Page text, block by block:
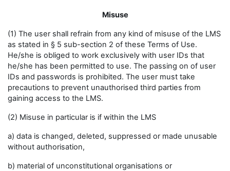
Misuse
(1) The user shall refrain from any kind of misuse of the LMS
as stated in § 5 sub-section 2 of these Terms of Use.
He/she is obliged to work exclusively with user IDs that
he/she has been permitted to use. The passing on of user
IDs and passwords is prohibited. The user must take
precautions to prevent unauthorised third parties from
gaining access to the LMS.
(2) Misuse in particular is if within the LMS
a) data is changed, deleted, suppressed or made unusable
without authorisation,
b) material of unconstitutional organisations or